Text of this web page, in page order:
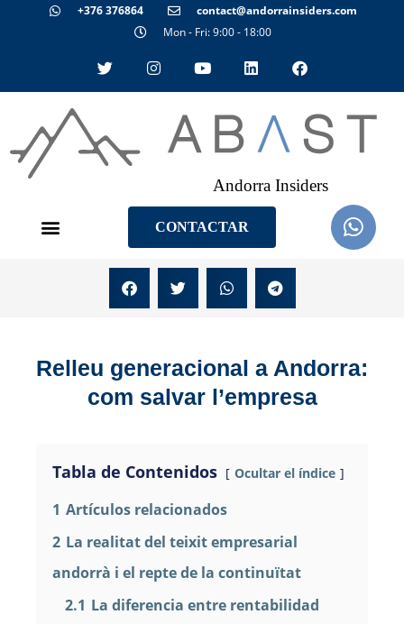
+376 376864
contact@andorrainsiders.com
Mon - Fri: 9:00 - 18:00
Andorra Insiders
CONTACTAR
Relleu generacional a Andorra:
com salvar l’empresa
Tabla de Contenidos Ocultar el índice
1 Artículos relacionados
2 La realitat del teixit empresarial
andorrà i el repte de la continuïtat
2.1 La diferencia entre rentabilidad